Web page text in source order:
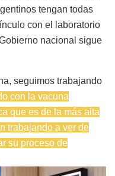
tengan todas
con el laboratorio
nacional sigue
seguimos trabajando
con la vacuna
que es de la más alta
trabajando a ver de
su proceso de